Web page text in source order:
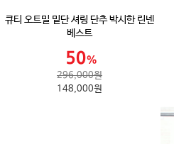
큐티 오트밀 밑단 셔링 단추 박시한 린넨
베스트
296,000원
148,000원